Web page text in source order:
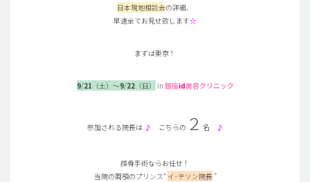
日本現地相談会の詳細、
早速全てお見せ致します☆
まずは東京！
9/21 （土）～9/22（日） in 銀座id美容クリニック
参加される院長は ♪ こちらの ２ 名 ♪
顔骨手術ならお任せ！
当院の両顎のプリンス“ イ･テソン院長”